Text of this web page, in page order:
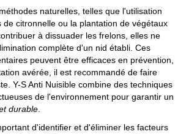
naturelles, telles que l'utilisation
de citronnelle ou la plantation de végétaux
à dissuader les frelons, elles ne
complète d'un nid établi. Ces
peuvent être efficaces en prévention,
avérée, il est recommandé de faire
Y-S Anti Nuisible combine des techniques
de l'environnement pour garantir un
durable.
d'identifier et d'éliminer les facteurs